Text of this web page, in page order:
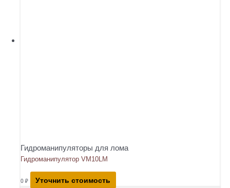
Гидроманипуляторы для лома
Гидроманипулятор VM10LM
0 ₽ Уточнить стоимость